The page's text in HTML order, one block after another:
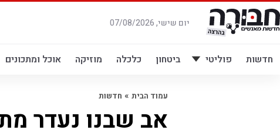
דלג
לתוכן
יום שישי, 07/08/2026
חדשות פוליטי ביטחון כלכלה מוזיקה אוכל ומתכונים
עמוד הבית » חדשות